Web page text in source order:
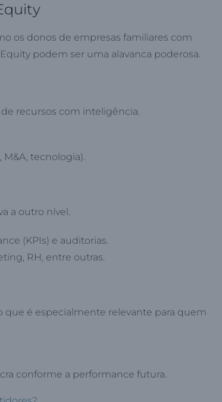
os donos de empresas familiares com
podem ser uma alavanca poderosa.
recursos com inteligência.
M&A, tecnologia).
a outro nível.
(KPIs) e auditorias.
RH, entre outras.
que é especialmente relevante para quem
conforme a performance futura.